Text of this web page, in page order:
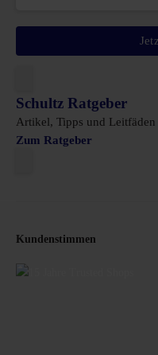
Schultz Ratgeber
Artikel, Tipps und
Zum Ratgeber
Kundenstimmen